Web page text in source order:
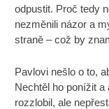
odpustit. Proč tedy
nezměnili názor a
straně – což by
Pavlovi nešlo o to,
Nechtěl ho ponížit
rozzlobil, ale